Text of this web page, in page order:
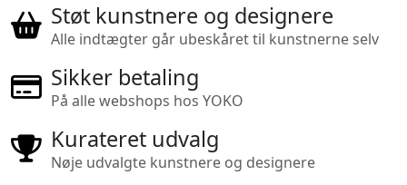
Støt kunstnere og designere
Alle indtægter går ubeskåret til kunstnerne selv
Sikker betaling
På alle webshops hos YOKO
Kurateret udvalg
Nøje udvalgte kunstnere og designere